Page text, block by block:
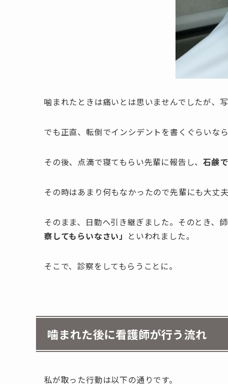
噛まれたときは痛いとは思いませんでしたが、
でも正直、転倒でインシデントを書くぐらいな
その後、点滴で寝てもらい先輩に報告し、石鹸
その時はあまり何もなかったので先輩にも大丈
そのまま、日勤へ引き継ぎました。そのとき、
察してもらいなさい」 といわれました。
そこで、診察をしてもらうことに。
噛まれた後に看護師が行う流れ
私が取った行動は以下の通りです。